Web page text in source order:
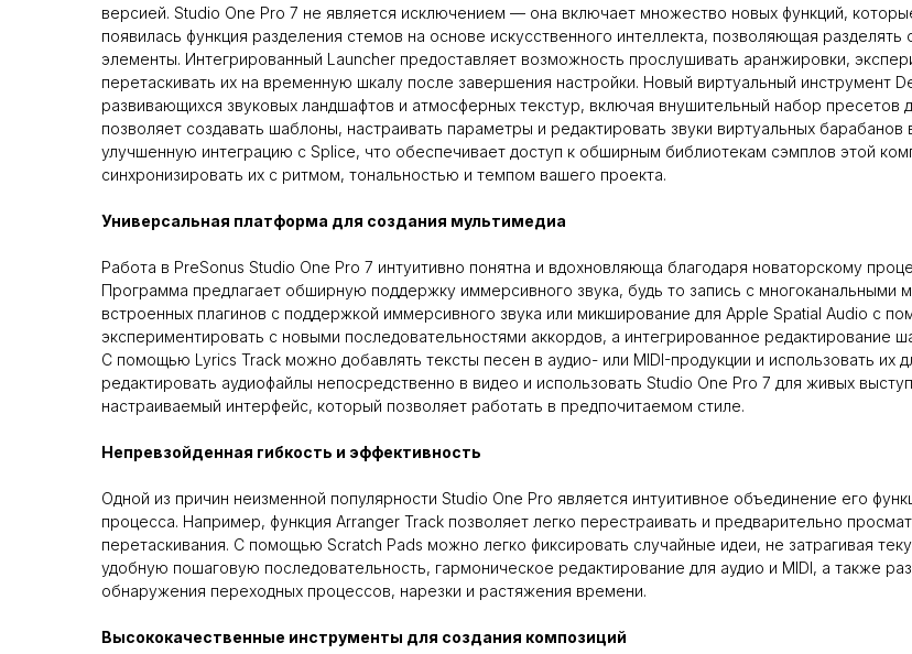
версией. Studio One Pro 7 не является исключением — она включает множество новых функций,
появилась функция разделения стемов на основе искусственного интеллекта, позволяющая
элементы. Интегрированный Launcher предоставляет возможность прослушивать аранжировки,
перетаскивать их на временную шкалу после завершения настройки. Новый виртуальный инструмент
развивающихся звуковых ландшафтов и атмосферных текстур, включая внушительный набор пресетов
позволяет создавать шаблоны, настраивать параметры и редактировать звуки виртуальных
улучшенную интеграцию с Splice, что обеспечивает доступ к обширным библиотекам сэмплов этой
синхронизировать их с ритмом, тональностью и темпом вашего проекта.
Универсальная платформа для создания мультимедиа
Работа в PreSonus Studio One Pro 7 интуитивно понятна и вдохновляюща благодаря новаторскому
Программа предлагает обширную поддержку иммерсивного звука, будь то запись с
встроенных плагинов с поддержкой иммерсивного звука или микширование для Apple Spatial Audio с
экспериментировать с новыми последовательностями аккордов, а интегрированное редактирование
С помощью Lyrics Track можно добавлять тексты песен в аудио- или MIDI-продукции и использовать их
редактировать аудиофайлы непосредственно в видео и использовать Studio One Pro 7 для живых
настраиваемый интерфейс, который позволяет работать в предпочитаемом стиле.
Непревзойденная гибкость и эффективность
Одной из причин неизменной популярности Studio One Pro является интуитивное объединение его
процесса. Например, функция Arranger Track позволяет легко перестраивать и предварительно
перетаскивания. С помощью Scratch Pads можно легко фиксировать случайные идеи, не затрагивая
удобную пошаговую последовательность, гармоническое редактирование для аудио и MIDI, а также
обнаружения переходных процессов, нарезки и растяжения времени.
Высококачественные инструменты для создания композиций